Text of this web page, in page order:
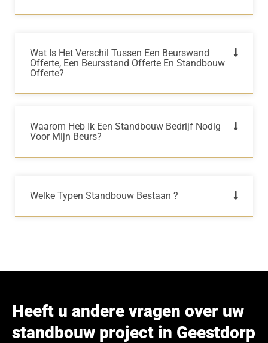
Wat Is Het Verschil Tussen Een Beurswand
Offerte, Een Beursstand Offerte En Standbouw
Offerte?
Waarom Heb Ik Een Standbouw Bedrijf Nodig
Voor Mijn Beurs?
Welke Typen Standbouw Bestaan ?
Heeft u andere vragen over uw
standbouw project in Geestdorp